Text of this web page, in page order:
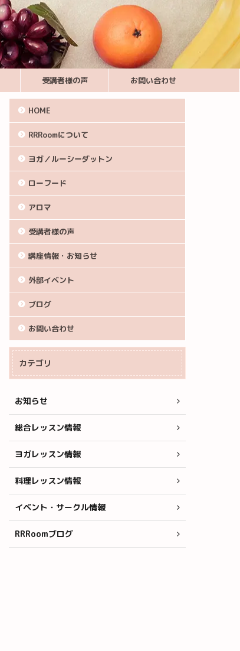
受講者様の声 お問い合わせ
HOME
RRRoomについて
ヨガ／ルーシーダットン
ローフード
アロマ
受講者様の声
講座情報・お知らせ
外部イベント
ブログ
お問い合わせ
カテゴリ
お知らせ
総合レッスン情報
ヨガレッスン情報
料理レッスン情報
イベント・サークル情報
RRRoomブログ